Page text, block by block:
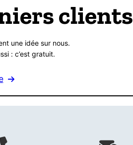
clients
une idée sur nous.
: c’est gratuit.